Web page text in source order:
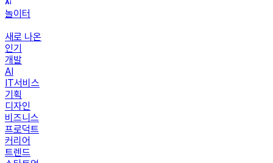
놀이터
새로 나온
인기
개발
AI
IT서비스
기획
디자인
비즈니스
프로덕트
커리어
트렌드